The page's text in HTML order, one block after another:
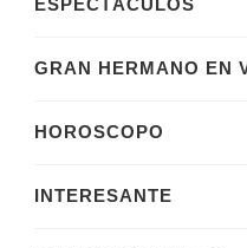
ESPECTÁCULOS
GRAN HERMANO EN
HOROSCOPO
INTERESANTE